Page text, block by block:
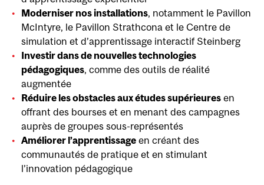
Moderniser nos installations, notamment le Pavillon
McIntyre, le Pavillon Strathcona et le Centre de
simulation et d’apprentissage interactif Steinberg
Investir dans de nouvelles technologies
pédagogiques, comme des outils de réalité
augmentée
Réduire les obstacles aux études supérieures en
offrant des bourses et en menant des campagnes
auprès de groupes sous-représentés
Améliorer l’apprentissage en créant des
communautés de pratique et en stimulant
l’innovation pédagogique